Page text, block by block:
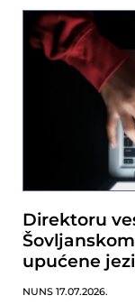
Direktoru
upućene
NUNS 17.07.2026.